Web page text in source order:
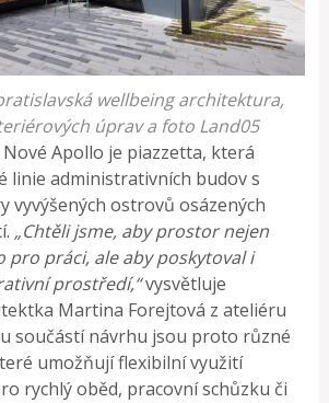
wellbeing architektura,
úprav a foto Land05
Apollo je piazzetta, která
linie administrativních budov s
vyvýšených ostrovů osázených
„Chtěli jsme, aby prostor nejen
pro práci, ale aby poskytoval i
prostředí,“vysvětluje
Martina Forejtová z ateliéru
součástí návrhu jsou proto různé
umožňují flexibilní využití
rychlý oběd, pracovní schůzku či